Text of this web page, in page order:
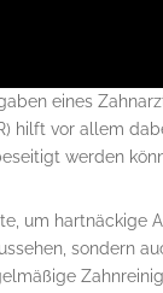
eines
hilft vor allem
werden
um hartnäckige
sondern